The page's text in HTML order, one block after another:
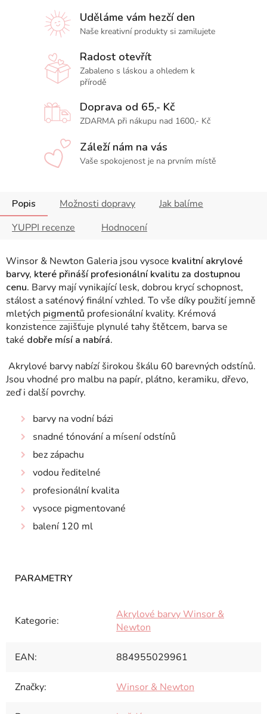
Uděláme vám hezčí den
Naše kreativní produkty si zamilujete
Radost otevřít
Zabaleno s láskou a ohledem k
přírodě
Doprava od 65,- Kč
ZDARMA při nákupu nad 1600,- Kč
Záleží nám na vás
Vaše spokojenost je na prvním místě
Popis Možnosti dopravy
Jak balíme
YUPPI recenze
Hodnocení
Winsor & Newton Galeria jsou vysoce kvalitní akrylové
barvy, které přináší profesionální kvalitu za dostupnou
cenu. Barvy mají vynikající lesk, dobrou krycí schopnost,
stálost a saténový finální vzhled. To vše díky použití jemně
mletých pigmentů profesionální kvality. Krémová
konzistence zajišťuje plynulé tahy štětcem, barva se
také dobře mísí a nabírá.
Akrylové barvy nabízí širokou škálu 60 barevných odstínů.
Jsou vhodné pro malbu na papír, plátno, keramiku, dřevo,
zeď i další povrchy.
barvy na vodní bázi
snadné tónování a mísení odstínů
bez zápachu
vodou ředitelné
profesionální kvalita
vysoce pigmentované
balení 120 ml
Kategorie:
Akrylové barvy Winsor &
Newton
EAN: 884955029961
Značky: Winsor & Newton